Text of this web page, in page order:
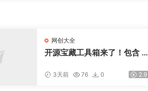
网创大全
开源宝藏工具箱来了！包含 P
0+ 工具，完全离线免费使用
3天前 76 0 2.9